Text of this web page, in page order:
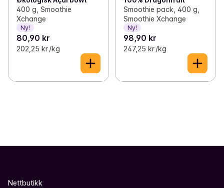
400 g, Smoothie
Xchange
Ny!
80,90 kr
202,25 kr /kg
Smoothie pack, 400 g,
Smoothie Xchange
Ny!
98,90 kr
247,25 kr /kg
Nettbutikk